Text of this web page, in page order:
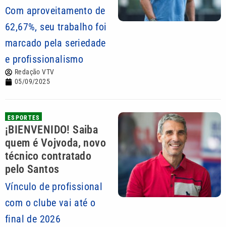
Com aproveitamento de
62,67%, seu trabalho foi
marcado pela seriedade
e profissionalismo
Redação VTV
05/09/2025
ESPORTES
¡BIENVENIDO! Saiba
quem é Vojvoda, novo
técnico contratado
pelo Santos
Vínculo de profissional
com o clube vai até o
final de 2026